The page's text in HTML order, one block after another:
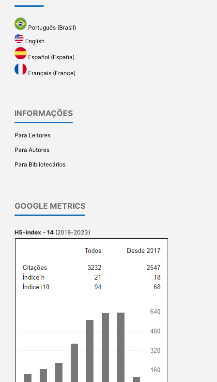
Português (Brasil)
English
Español (España)
Français (France)
INFORMAÇÕES
Para Leitores
Para Autores
Para Bibliotecários
GOOGLE METRICS
H5-index – 14 (2018-2023)